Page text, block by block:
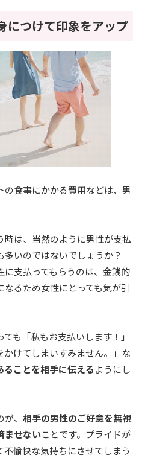
につけて印象をアップ
の食事にかかる費用などは、男
は、当然のように男性が支払
いのではないでしょうか？
に支払ってもらうのは、金銭的
るため女性にとっても気が引
も「私もお支払いします！」
けてしまいすみません。」な
ることを相手に伝えるようにし
、 相手の男性のご好意を無視
ませないことです。プライドが
愉快な気持ちにさせてしまう